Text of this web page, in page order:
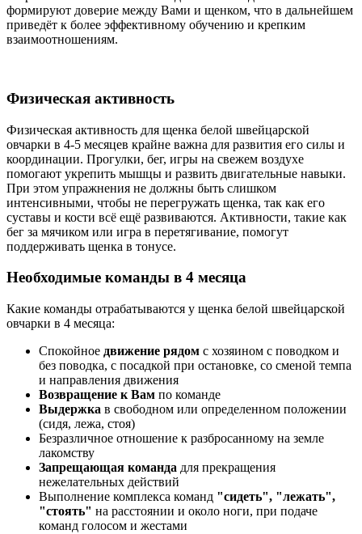
формируют доверие между Вами и щенком, что в дальнейшем
приведёт к более эффективному обучению и крепким
взаимоотношениям.
Физическая активность
Физическая активность для щенка белой швейцарской
овчарки в 4-5 месяцев крайне важна для развития его силы и
координации. Прогулки, бег, игры на свежем воздухе
помогают укрепить мышцы и развить двигательные навыки.
При этом упражнения не должны быть слишком
интенсивными, чтобы не перегружать щенка, так как его
суставы и кости всё ещё развиваются. Активности, такие как
бег за мячиком или игра в перетягивание, помогут
поддерживать щенка в тонусе.
Необходимые команды в 4 месяца
Какие команды отрабатываются у щенка белой швейцарской
овчарки в 4 месяца:
Спокойное движение рядом с хозяином с поводком и
без поводка, с посадкой при остановке, со сменой темпа
и направления движения
Возвращение к Вам по команде
Выдержка в свободном или определенном положении
(сидя, лежа, стоя)
Безразличное отношение к разбросанному на земле
лакомству
Запрещающая команда для прекращения
нежелательных действий
Выполнение комплекса команд "сидеть", "лежать",
"стоять" на расстоянии и около ноги, при подаче
команд голосом и жестами